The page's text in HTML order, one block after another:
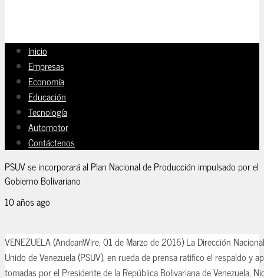
Inicio
Empresas
Economía
Educación
Tecnología
Automotor
Contáctenos
PSUV se incorporará al Plan Nacional de Producción impulsado por el
Gobierno Bolivariano
10 años ago
VENEZUELA (AndeanWire, 01 de Marzo de 2016) La Dirección
Unido de Venezuela (PSUV), en rueda de prensa ratifico el respaldo y
tomadas por el Presidente de la República Bolivariana de Venezuela,